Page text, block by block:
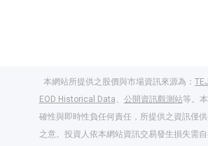
本網站所提供之股價與市場資訊來源為：
EOD Historical Data
公開資訊觀測站等。
確性與即時性負任何責任，所提供之資訊僅
之意。投資人依本網站資訊交易發生損失需